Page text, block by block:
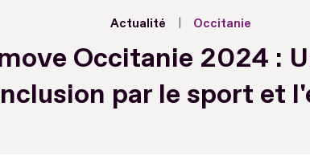
Actualité Occitanie
Occitanie 2024 :
par le sport et